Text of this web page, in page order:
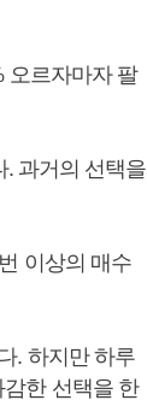
오르자마자 팔
. 과거의 선택을
이상의 매수
. 하지만 하루
한 선택을 한